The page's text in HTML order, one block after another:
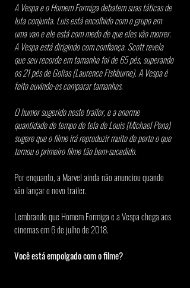
A Vespa e o Homem Formiga debatem suas táticas de
luta conjunta. Luis está encolhido com o grupo em
uma van e ele está com medo de que eles vão morrer.
A Vespa está dirigindo com confiança. Scott revela
que seu recorde em tamanho foi de 65 pés, superando
os 21 pés de Golias (Laurence Fishburne). A Vespa é
feito ouvindo-os comparar tamanhos.
O humor sugerido neste trailer, e a enorme
quantidade de tempo de tela de Louis (Michael Pena)
sugere que o filme irá reproduzir muito de perto o que
tornou o primeiro filme tão bem-sucedido.
Por enquanto, a Marvel ainda não anunciou quando
vão lançar o novo trailer.
Lembrando que Homem Formiga e a Vespa chega aos
cinemas em 6 de julho de 2018.
Você está empolgado com o filme?